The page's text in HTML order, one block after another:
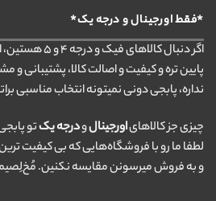
*فقط اورجینال و درجه یک*
اگر دنبال
پایین تره و کیفیت و اصالت کالا، پشتیبانی
نداره، پابجی دونی نمیتونه انتخاب مناسبی
چیزی جز کالاهایاورجینالودرجه یکتو
لطفا ما رو با فروشگاه‌هایی که بی کیفیت
و به فروش میرسونن مقایسه نکنین.